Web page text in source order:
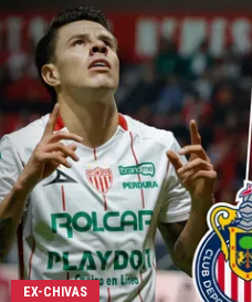
EX-CHIVAS